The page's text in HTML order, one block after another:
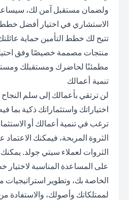
ولضمان مستقبل آمن لك، سيساعدك
الاستشاري في اختيار أفضل خطط
تتيح لك خطط التأمين حماية عائلتك
منتجات مصممة خصيصًا وفق
مطمئنًا لحاضرك ومستقبلك ومستقبل
تنمية أعمالك
لن ترتقي بأعمالك إلى سلم النجاح ما
اختياراتك واستثماراتك ذكية بما فيه
ترغب في تنمية أعمالك أو الاستثمار
الثروة المربحة، فيمكنك الاعتماد على
الثروات لعملاء سيتي جولد. يمكنك
على المساعدة المناسبة لاختيار خطط
الخاصة بك، وتطوير استراتيجيات
لممتلكاتك وأصولك، والاستفادة من